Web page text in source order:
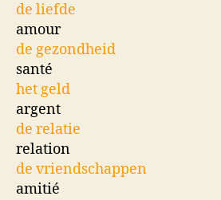
de liefde
amour
de gezondheid
santé
het geld
argent
de relatie
relation
de vriendschappen
amitié